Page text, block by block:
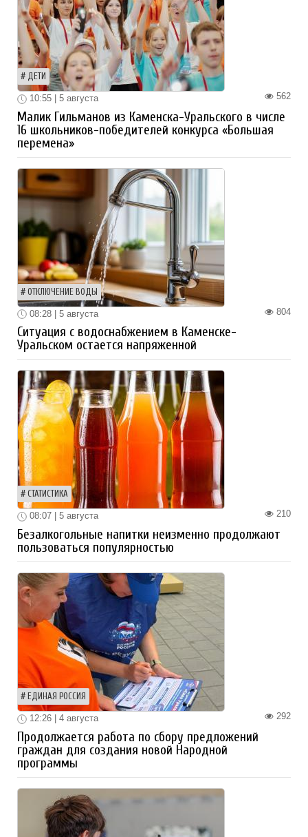
ДЕТИ
562
10:55 | 5 августа
Малик Гильманов из Каменска-Уральского в числе
16 школьников-победителей конкурса «Большая
перемена»
ОТКЛЮЧЕНИЕ ВОДЫ
804
08:28 | 5 августа
Ситуация с водоснабжением в Каменске-
Уральском остается напряженной
СТАТИСТИКА
210
08:07 | 5 августа
Безалкогольные напитки неизменно продолжают
пользоваться популярностью
ЕДИНАЯ РОССИЯ
292
12:26 | 4 августа
Продолжается работа по сбору предложений
граждан для создания новой Народной
программы